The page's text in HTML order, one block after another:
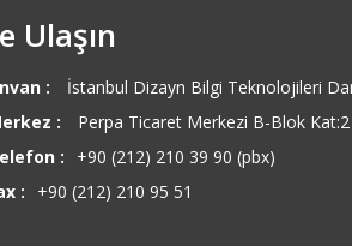
Ulaşın
:
İstanbul Dizayn Bilgi Teknolojileri
:
Perpa Ticaret Merkezi B-Blok
:
+90 (212) 210 39 90 (pbx)
:
+90 (212) 210 95 51